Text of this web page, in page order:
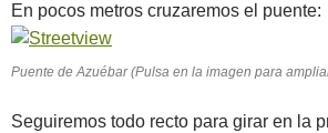
En pocos metros cruzaremos el puente:
Puente de Azuébar (Pulsa en la imagen para
Seguiremos todo recto para girar en la